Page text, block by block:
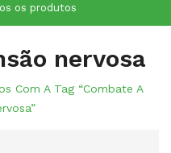
os produtos
nervosa
Com A Tag “combate A